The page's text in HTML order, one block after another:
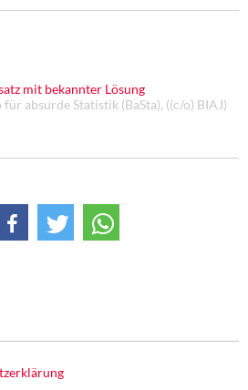
mit bekannter Lösung
absurde Statistik (BaSta), ((c/o) BIAJ)